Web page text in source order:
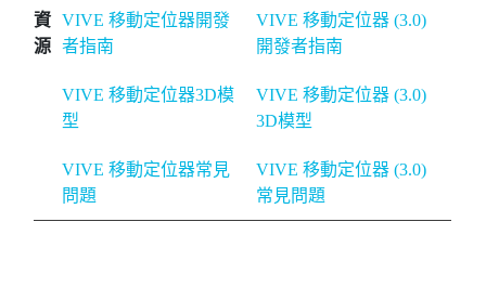
資
源
VIVE 移動定位器開發
者指南
VIVE 移動定位器 (3.0)
開發者指南
VIVE 移動定位器3D模
型
VIVE 移動定位器 (3.0)
3D模型
VIVE 移動定位器常見
問題
VIVE 移動定位器 (3.0)
常見問題